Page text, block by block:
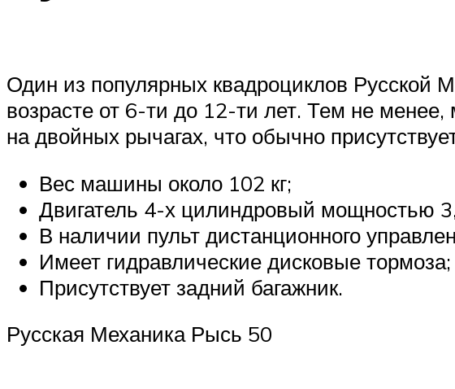
Один из популярных квадроциклов Русской
возрасте от 6-ти до 12-ти лет. Тем не
на двойных рычагах, что обычно
Вес машины около 102 кг;
Двигатель 4-х цилиндровый мощностью
В наличии пульт дистанционного
Имеет гидравлические дисковые тормоза;
Присутствует задний багажник.
Русская Механика Рысь 50